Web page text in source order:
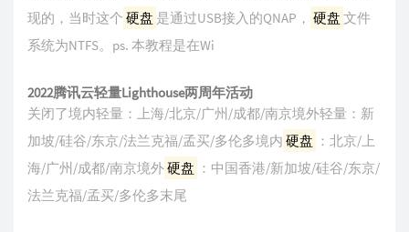
现的，当时这个 硬盘 是通过USB接入的QNAP， 硬盘 文件
系统为NTFS。ps. 本教程是在Wi
2022腾讯云轻量Lighthouse两周年活动
关闭了境内轻量：上海/北京/广州/成都/南京境外轻量：新
加坡/硅谷/东京/法兰克福/孟买/多伦多境内 硬盘 ：北京/上
海/广州/成都/南京境外硬盘 ：中国香港/新加坡/硅谷/东京/
法兰克福/孟买/多伦多末尾